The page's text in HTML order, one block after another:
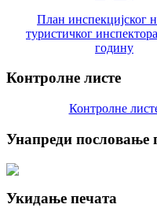
План инспекцијског
туристичког
годину
Контролне листе
Контролне
Унапреди пословање
Укидање печата